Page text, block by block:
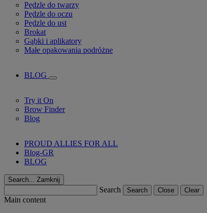
Pędzle do twarzy
Pędzle do oczu
Pędzle do ust
Brokat
Gąbki i aplikatory
Małe opakowania podróżne
BLOG
Try it On
Brow Finder
Blog
PROUD ALLIES FOR ALL
Blog-GR
BLOG
Search... Zamknij
Search Search Close Clear
Main content